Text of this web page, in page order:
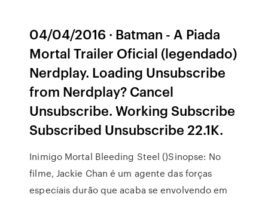
04/04/2016 · Batman - A Piada
Mortal Trailer Oficial (legendado)
Nerdplay. Loading Unsubscribe
from Nerdplay? Cancel
Unsubscribe. Working Subscribe
Subscribed Unsubscribe 22.1K.
Inimigo Mortal Bleeding Steel ()Sinopse: No
filme, Jackie Chan é um agente das forças
especiais durão que acaba se envolvendo em